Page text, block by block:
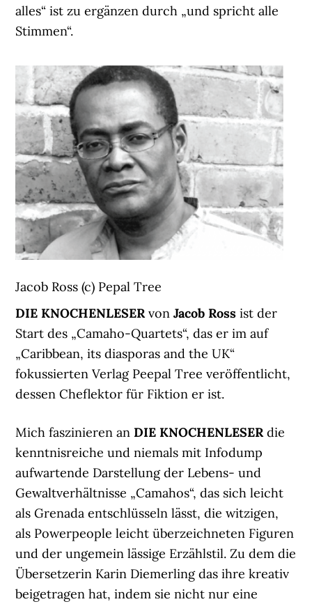
alles“ ist zu ergänzen durch „und spricht alle
Stimmen“.
Jacob Ross (c) Pepal Tree
DIE KNOCHENLESERvonJacob Ross ist der
Start des „Camaho-Quartets“, das er im auf
„Caribbean, its diasporas and the UK“
fokussierten Verlag Peepal Tree veröffentlicht,
dessen Cheflektor für Fiktion er ist.
Mich faszinieren anDIE KNOCHENLESERdie
kenntnisreiche und niemals mit Infodump
aufwartende Darstellung der Lebens- und
Gewaltverhältnisse „Camahos“, das sich leicht
als Grenada entschlüsseln lässt, die witzigen,
als Powerpeople leicht überzeichneten Figuren
und der ungemein lässige Erzählstil. Zu dem die
Übersetzerin Karin Diemerling das ihre kreativ
beigetragen hat, indem sie nicht nur eine